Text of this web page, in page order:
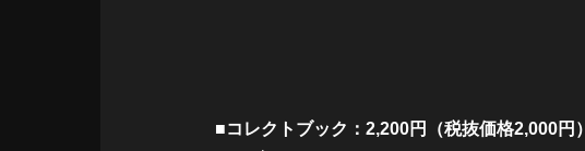
■コレクトブック：2,200円（税抜価格2,000円）